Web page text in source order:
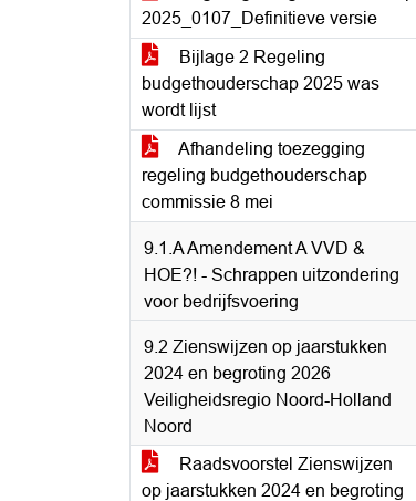
2025_0107_Definitieve versie
Bijlage 2 Regeling
budgethouderschap 2025 was
wordt lijst
Afhandeling toezegging
regeling budgethouderschap
commissie 8 mei
9.1.A Amendement A VVD &
HOE?! - Schrappen uitzondering
voor bedrijfsvoering
9.2 Zienswijzen op jaarstukken
2024 en begroting 2026
Veiligheidsregio Noord-Holland
Noord
Raadsvoorstel Zienswijzen
op jaarstukken 2024 en begroting